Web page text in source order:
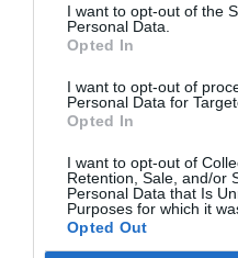
I want to opt-out of the
Personal Data.
Opted In
I want to opt-out of
Personal Data for
Opted In
I want to opt-out of
Retention, Sale, and/or
Personal Data that Is
Purposes for which it
Opted Out